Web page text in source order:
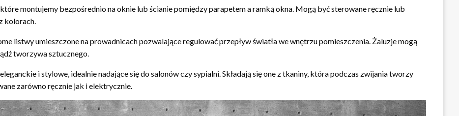
montujemy bezpośrednio na oknie lub ścianie pomiędzy parapetem a ramką okna. Mogą być sterowane ręcznie lub
kolorach.
listwy umieszczone na prowadnicach pozwalające regulować przepływ światła we wnętrzu pomieszczenia. Żaluzje mogą
tworzywa sztucznego.
i stylowe, idealnie nadające się do salonów czy sypialni. Składają się one z tkaniny, która podczas zwijania tworzy
zarówno ręcznie jak i elektrycznie.